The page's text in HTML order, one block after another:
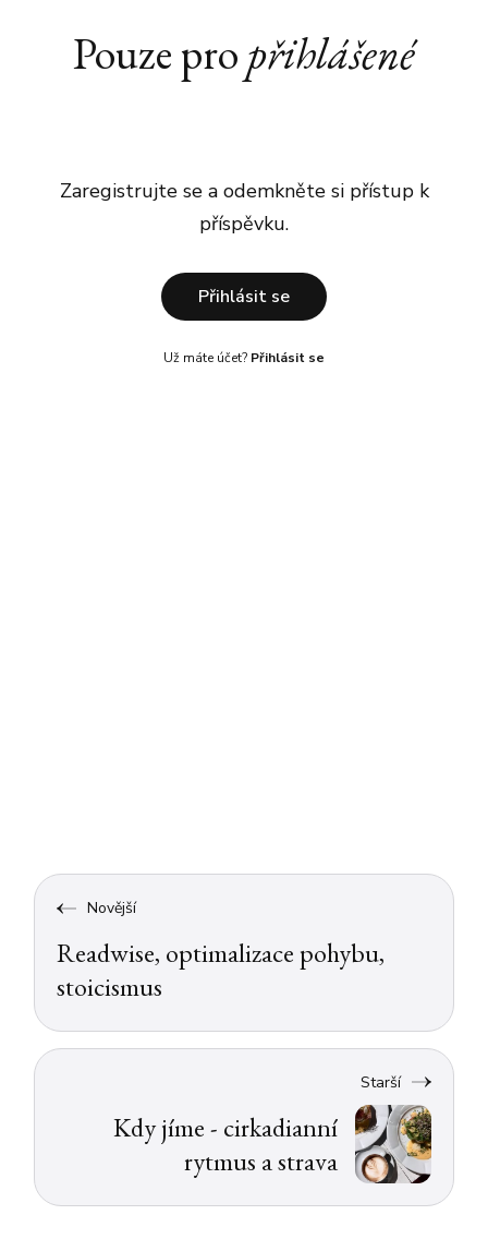
Pouze propřihlášené
Zaregistrujte se a odemkněte si přístup k
příspěvku.
Přihlásit se
Už máte účet? Přihlásit se
Novější
Readwise, optimalizace pohybu,
stoicismus
Starší
Kdy jíme - cirkadianní
rytmus a strava